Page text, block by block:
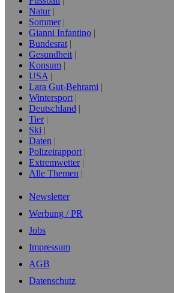
Natur
Sommer
Gianni Infantino
Bundesrat
Gesundheit
Konsum
USA
Lara Gut-Behrami
Wintersport
Deutschland
Tier
Ski
Daten
Polizeirapport
Extremwetter
Alle Themen
Newsletter
Werbung / PR
Jobs
Impressum
AGB
Datenschutz